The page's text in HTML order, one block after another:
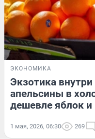
ЭКОНОМИКА
Экзотика
апельсины в
дешевле яблок и
1 мая, 2026, 06:30 269